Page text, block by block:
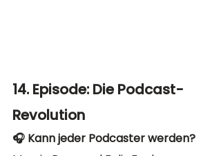
14. Episode: Die Podcast-
Revolution
🎧 Kann jeder Podcaster werden?